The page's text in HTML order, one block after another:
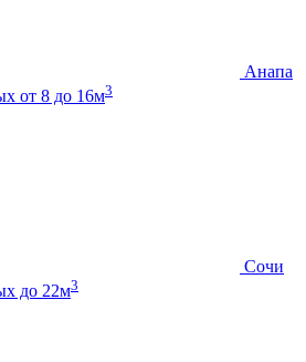
Анапа
от 8 до 16м3
Сочи
до 22м3